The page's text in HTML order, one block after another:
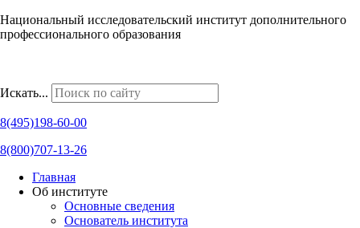
Национальный исследовательский институт дополнительного
профессионального образования
Искать...
8(495)198-60-00
8(800)707-13-26
Главная
Об институте
Основные сведения
Основатель института